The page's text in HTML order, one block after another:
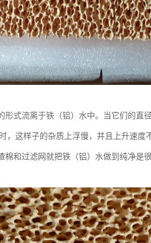
式流离于铁（铝）水中。当它们的直
，这样子的杂质上浮慢，并且上升速
和过滤网就把铁（铝）水做到纯净是